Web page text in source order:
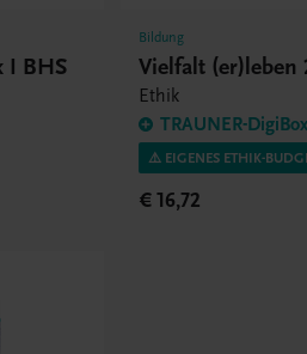
I BHS
Bildung
Vielfalt (er)leben
Ethik
TRAUNER-DigiBox
⚠️ EIGENES ETHIK-
€ 16,72